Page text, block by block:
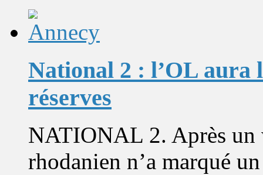
National 2 : l’OL aura
réserves
NATIONAL 2. Après un
rhodanien n’a marqué